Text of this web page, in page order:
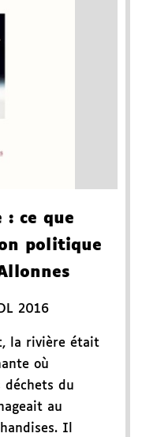
: ce que
politique
DL 2016
la rivière était
où
du
au
Il